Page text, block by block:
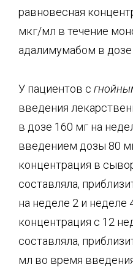
равновесная
мкг/мл в течение
адалимумабом в дозе
У пациентов с
введения
в дозе 160 мг на
введением дозы 80
концентрация в
составляла,
на неделе 2 и неделе
концентрация с 12
составляла,
мл во время